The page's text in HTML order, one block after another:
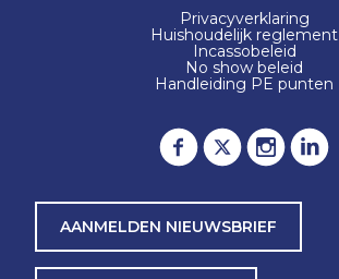
Privacyverklaring
Huishoudelijk reglement
Incassobeleid
No show beleid
Handleiding PE punten
AANMELDEN NIEUWSBRIEF